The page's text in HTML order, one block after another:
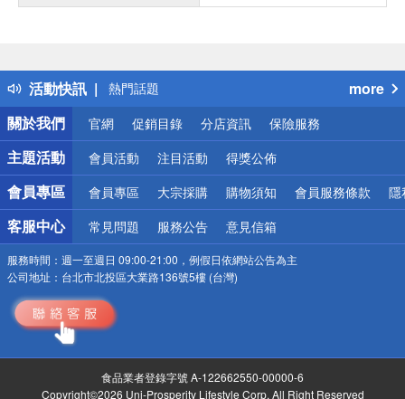
活動快訊
熱門話題
銀行優惠
偏遠地區配送
詐騙網頁！請小心！
more
關於我們
官網 促銷目錄 分店資訊 保險服務
主題活動 會員活動 注目活動 得獎公佈
會員專區 會員專區 大宗採購 購物須知 會員服務條款 隱
客服中心 常見問題 服務公告 意見信箱
服務時間： 週一至週日 09:00-21:00，例假日依網站公告為主
公司地址： 台北市北投區大業路136號5樓 (台灣)
食品業者登錄字號 A-122662550-00000-6
Copyright©2026 Uni-Prosperity Lifestyle Corp. All Right Reserved